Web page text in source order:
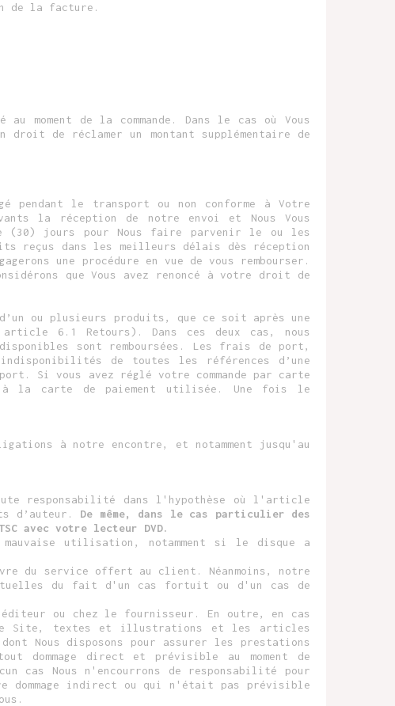
de la facture.
moment de la commande. Dans le cas où Vous
de réclamer un montant supplémentaire de
pendant le transport ou non conforme à Votre
la réception de notre envoi et Nous Vous
(30) jours pour Nous faire parvenir le ou les
reçus dans les meilleurs délais dès réception
une procédure en vue de vous rembourser.
que Vous avez renoncé à votre droit de
d’un ou plusieurs produits, que ce soit après une
6.1 Retours). Dans ces deux cas, nous
sont remboursées. Les frais de port,
de toutes les références d’une
Si vous avez réglé votre commande par carte
à la carte de paiement utilisée. Une fois le
à notre encontre, et notamment jusqu'au
responsabilité dans l'hypothèse où l'article
d’auteur. De même, dans le cas particulier des
avec votre lecteur DVD.
utilisation, notamment si le disque a
du service offert au client. Néanmoins, notre
du fait d'un cas fortuit ou d'un cas de
ou chez le fournisseur. En outre, en cas
Site, textes et illustrations et les articles
Nous disposons pour assurer les prestations
dommage direct et prévisible au moment de
cas Nous n'encourrons de responsabilité pour
dommage indirect ou qui n'était pas prévisible